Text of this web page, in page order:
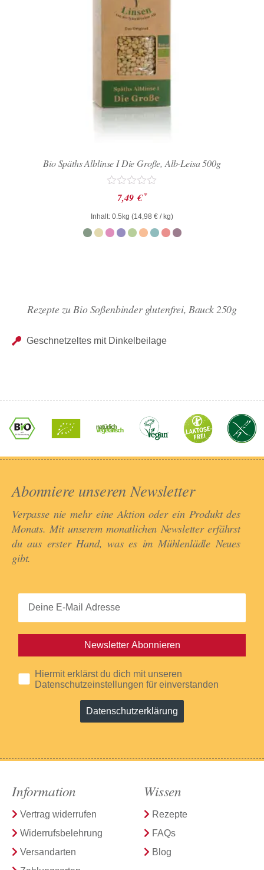
Bio Späths Alblinse I Die Große, Alb-Leisa 500g
Bewertet
mit
0
von
5
7,49 € *
Inhalt: 0.5kg (14,98 € / kg)
Rezepte zu Bio Soßenbinder glutenfrei, Bauck 250g
Geschnetzeltes mit Dinkelbeilage
Abonniere unseren Newsletter​
Verpasse nie mehr eine Aktion oder ein Produkt des
Monats. Mit unserem monatlichen Newsletter erfährst
du aus erster Hand, was es im Mühlenlädle Neues
gibt.​
Newsletter Abonnieren
Hiermit erklärst du dich mit unseren
Datenschutzeinstellungen für einverstanden
Datenschutzerklärung
Information
Vertrag widerrufen
Widerrufsbelehrung
Versandarten
Wissen
Rezepte
FAQs
Blog